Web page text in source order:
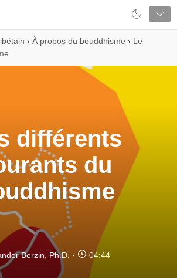
› À propos du bouddhisme › Le
différents
du
Berzin, Ph.D. 04:44